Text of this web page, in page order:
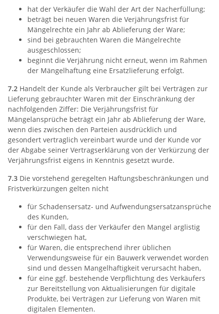
hat der Verkäufer die Wahl der Art der Nacherfüllung;
beträgt bei neuen Waren die Verjährungsfrist für
Mängelrechte ein Jahr ab Ablieferung der Ware;
sind bei gebrauchten Waren die Mängelrechte
ausgeschlossen;
beginnt die Verjährung nicht erneut, wenn im Rahmen
der Mängelhaftung eine Ersatzlieferung erfolgt.
7.2 Handelt der Kunde als Verbraucher gilt bei Verträgen zur
Lieferung gebrauchter Waren mit der Einschränkung der
nachfolgenden Ziffer: Die Verjährungsfrist für
Mängelansprüche beträgt ein Jahr ab Ablieferung der Ware,
wenn dies zwischen den Parteien ausdrücklich und
gesondert vertraglich vereinbart wurde und der Kunde vor
der Abgabe seiner Vertragserklärung von der Verkürzung der
Verjährungsfrist eigens in Kenntnis gesetzt wurde.
7.3 Die vorstehend geregelten Haftungsbeschränkungen und
Fristverkürzungen gelten nicht
für Schadensersatz- und Aufwendungsersatzansprüche
des Kunden,
für den Fall, dass der Verkäufer den Mangel arglistig
verschwiegen hat,
für Waren, die entsprechend ihrer üblichen
Verwendungsweise für ein Bauwerk verwendet worden
sind und dessen Mangelhaftigkeit verursacht haben,
für eine ggf. bestehende Verpflichtung des Verkäufers
zur Bereitstellung von Aktualisierungen für digitale
Produkte, bei Verträgen zur Lieferung von Waren mit
digitalen Elementen.